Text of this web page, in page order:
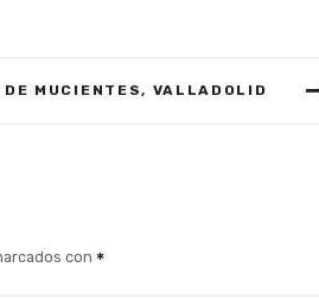
MUCIENTES, VALLADOLID
con